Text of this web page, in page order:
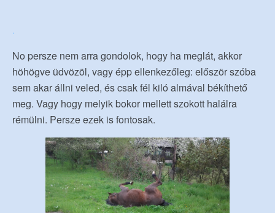
.
No persze nem arra gondolok, hogy ha meglát, akkor
höhögve üdvözöl, vagy épp ellenkezőleg: először szóba
sem akar állni veled, és csak fél kiló almával békíthető
meg. Vagy hogy melyik bokor mellett szokott halálra
rémülni. Persze ezek is fontosak.